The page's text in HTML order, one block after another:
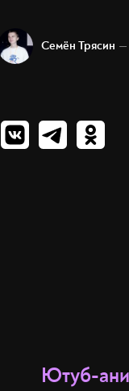
Семён Трясин —
Ютуб-